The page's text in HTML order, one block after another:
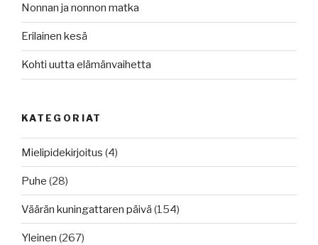
Nonnan ja nonnon matka
Erilainen kesä
Kohti uutta elämänvaihetta
KATEGORIAT
Mielipidekirjoitus (4)
Puhe (28)
Väärän kuningattaren päivä (154)
Yleinen (267)